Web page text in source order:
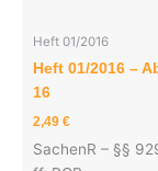
Heft 01/2016
Heft 01/2016 –
16
2,49 €
SachenR – §§